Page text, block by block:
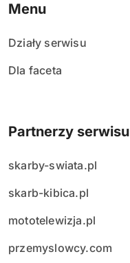
Menu
Działy serwisu
Dla faceta
Partnerzy serwisu
skarby-swiata.pl
skarb-kibica.pl
mototelewizja.pl
przemyslowcy.com